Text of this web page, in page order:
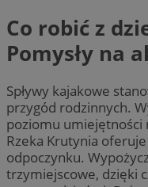
Co robić z
Pomysły na
Spływy kajakowe
przygód rodzinnych.
poziomu umiejętności
Rzeka Krutynia
odpoczynku.
trzymiejscowe, dzięki